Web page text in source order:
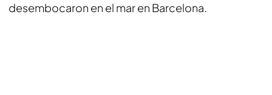
desembocaron en el mar en Barcelona.